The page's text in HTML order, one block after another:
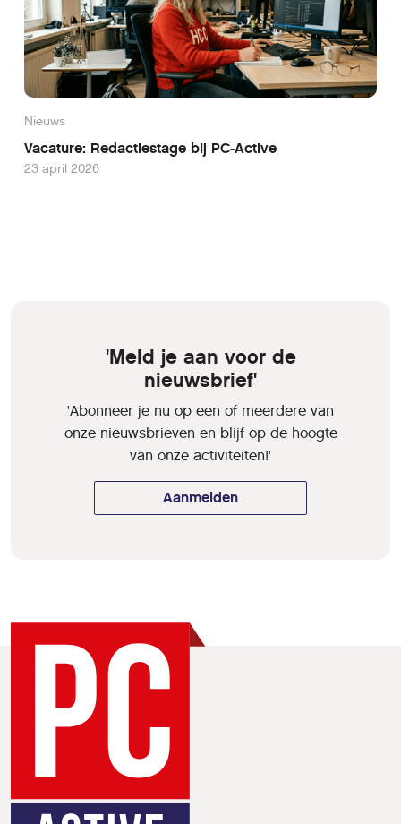
Nieuws
Vacature: Redactiestage bij PC-Active
23 april 2026
'Meld je aan voor de
nieuwsbrief'
'Abonneer je nu op een of meerdere van
onze nieuwsbrieven en blijf op de hoogte
van onze activiteiten!'
Aanmelden